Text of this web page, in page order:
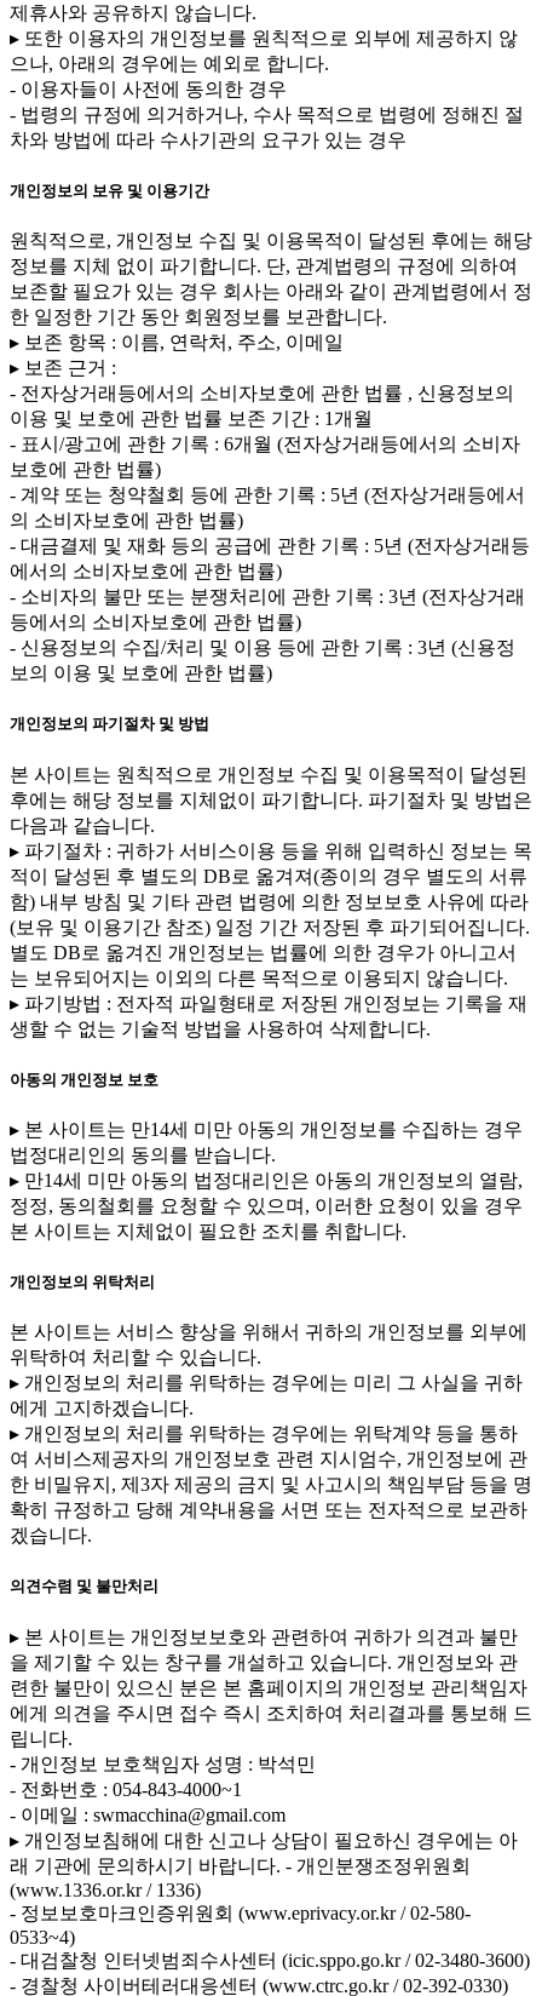
제휴사와 공유하지 않습니다.
▸ 또한 이용자의 개인정보를 원칙적으로 외부에 제공하지 않
으나, 아래의 경우에는 예외로 합니다.
- 이용자들이 사전에 동의한 경우
- 법령의 규정에 의거하거나, 수사 목적으로 법령에 정해진 절
차와 방법에 따라 수사기관의 요구가 있는 경우
개인정보의 보유 및 이용기간
원칙적으로, 개인정보 수집 및 이용목적이 달성된 후에는 해당
정보를 지체 없이 파기합니다. 단, 관계법령의 규정에 의하여
보존할 필요가 있는 경우 회사는 아래와 같이 관계법령에서 정
한 일정한 기간 동안 회원정보를 보관합니다.
▸ 보존 항목 : 이름, 연락처, 주소, 이메일
▸ 보존 근거 :
- 전자상거래등에서의 소비자보호에 관한 법률 , 신용정보의
이용 및 보호에 관한 법률 보존 기간 : 1개월
- 표시/광고에 관한 기록 : 6개월 (전자상거래등에서의 소비자
보호에 관한 법률)
- 계약 또는 청약철회 등에 관한 기록 : 5년 (전자상거래등에서
의 소비자보호에 관한 법률)
- 대금결제 및 재화 등의 공급에 관한 기록 : 5년 (전자상거래등
에서의 소비자보호에 관한 법률)
- 소비자의 불만 또는 분쟁처리에 관한 기록 : 3년 (전자상거래
등에서의 소비자보호에 관한 법률)
- 신용정보의 수집/처리 및 이용 등에 관한 기록 : 3년 (신용정
보의 이용 및 보호에 관한 법률)
개인정보의 파기절차 및 방법
본 사이트는 원칙적으로 개인정보 수집 및 이용목적이 달성된
후에는 해당 정보를 지체없이 파기합니다. 파기절차 및 방법은
다음과 같습니다.
▸ 파기절차 : 귀하가 서비스이용 등을 위해 입력하신 정보는 목
적이 달성된 후 별도의 DB로 옮겨져(종이의 경우 별도의 서류
함) 내부 방침 및 기타 관련 법령에 의한 정보보호 사유에 따라
(보유 및 이용기간 참조) 일정 기간 저장된 후 파기되어집니다.
별도 DB로 옮겨진 개인정보는 법률에 의한 경우가 아니고서
는 보유되어지는 이외의 다른 목적으로 이용되지 않습니다.
▸ 파기방법 : 전자적 파일형태로 저장된 개인정보는 기록을 재
생할 수 없는 기술적 방법을 사용하여 삭제합니다.
아동의 개인정보 보호
▸ 본 사이트는 만14세 미만 아동의 개인정보를 수집하는 경우
법정대리인의 동의를 받습니다.
▸ 만14세 미만 아동의 법정대리인은 아동의 개인정보의 열람,
정정, 동의철회를 요청할 수 있으며, 이러한 요청이 있을 경우
본 사이트는 지체없이 필요한 조치를 취합니다.
개인정보의 위탁처리
본 사이트는 서비스 향상을 위해서 귀하의 개인정보를 외부에
위탁하여 처리할 수 있습니다.
▸ 개인정보의 처리를 위탁하는 경우에는 미리 그 사실을 귀하
에게 고지하겠습니다.
▸ 개인정보의 처리를 위탁하는 경우에는 위탁계약 등을 통하
여 서비스제공자의 개인정보호 관련 지시엄수, 개인정보에 관
한 비밀유지, 제3자 제공의 금지 및 사고시의 책임부담 등을 명
확히 규정하고 당해 계약내용을 서면 또는 전자적으로 보관하
겠습니다.
의견수렴 및 불만처리
▸ 본 사이트는 개인정보보호와 관련하여 귀하가 의견과 불만
을 제기할 수 있는 창구를 개설하고 있습니다. 개인정보와 관
련한 불만이 있으신 분은 본 홈페이지의 개인정보 관리책임자
에게 의견을 주시면 접수 즉시 조치하여 처리결과를 통보해 드
립니다.
- 개인정보 보호책임자 성명 : 박석민
- 전화번호 : 054-843-4000~1
- 이메일 : swmacchina@gmail.com
▸ 개인정보침해에 대한 신고나 상담이 필요하신 경우에는 아
래 기관에 문의하시기 바랍니다. - 개인분쟁조정위원회
(www.1336.or.kr / 1336)
- 정보보호마크인증위원회 (www.eprivacy.or.kr / 02-580-
0533~4)
- 대검찰청 인터넷범죄수사센터 (icic.sppo.go.kr / 02-3480-3600)
- 경찰청 사이버테러대응센터 (www.ctrc.go.kr / 02-392-0330)